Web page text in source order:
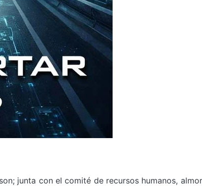
junta con el comité de recursos humanos,